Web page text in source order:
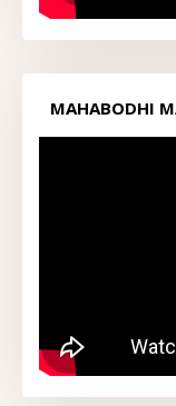
MAHABODHI
ACT1949...